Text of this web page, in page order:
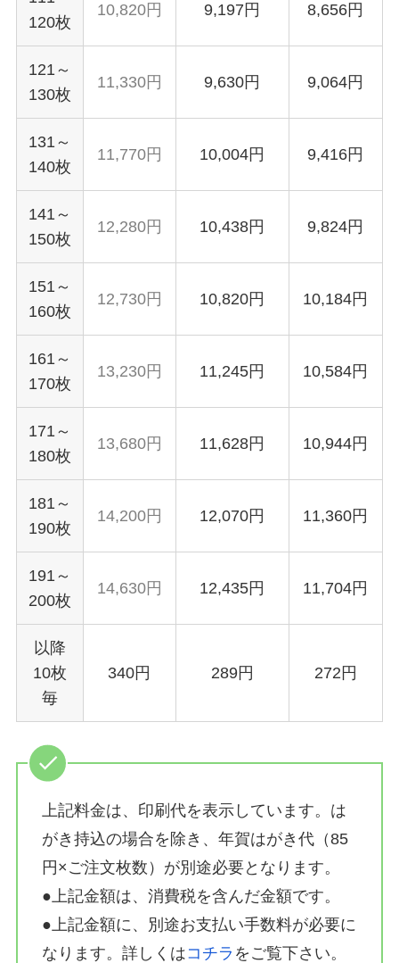
120枚
10,820円 9,197円 8,656円
121～
130枚
11,330円 9,630円 9,064円
131～
140枚
11,770円 10,004円 9,416円
141～
150枚
12,280円 10,438円 9,824円
151～
160枚
12,730円 10,820円 10,184円
161～
170枚
13,230円 11,245円 10,584円
171～
180枚
13,680円 11,628円 10,944円
181～
190枚
14,200円 12,070円 11,360円
191～
200枚
14,630円 12,435円 11,704円
以降
10枚
毎
340円 289円 272円
上記料金は、印刷代を表示しています。は
がき持込の場合を除き、年賀はがき代（85
円×ご注文枚数）が別途必要となります。
●上記金額は、消費税を含んだ金額です。
●上記金額に、別途お支払い手数料が必要に
なります。詳しくはコチラ をご覧下さい。